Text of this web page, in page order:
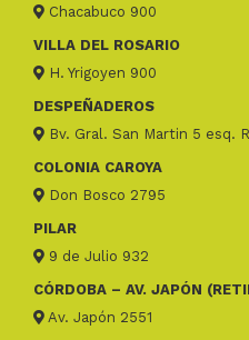
Chacabuco 900
VILLA DEL ROSARIO
H. Yrigoyen 900
DESPEÑADEROS
Bv. Gral. San Martin 5 esq.
COLONIA CAROYA
Don Bosco 2795
PILAR
9 de Julio 932
CÓRDOBA – AV. JAPÓN
Av. Japón 2551